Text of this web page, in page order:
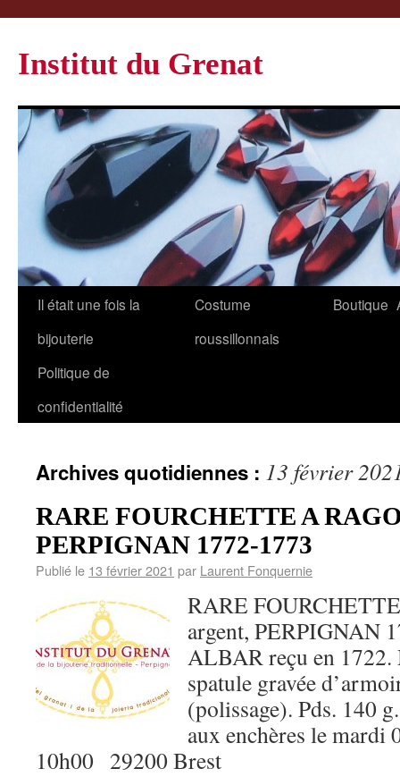
Institut du Grenat
Il était une fois la
bijouterie
Costume
roussillonnais
Boutique
Politique de
confidentialité
Archives quotidiennes : 13 février
RARE FOURCHETTE A
PERPIGNAN 1772-1773
Publié le 13 février 2021 par Laurent Fonquernie
RARE
argent, PERPIGNAN
ALBAR reçu en
spatule gravée
(polissage). Pds. 140
aux enchères le mardi
10h00 29200 Brest